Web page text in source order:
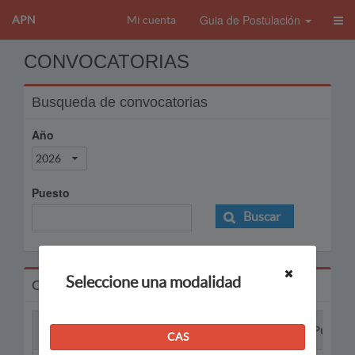
APN Mi cuenta Guia de Postulación
CONVOCATORIAS
Busqueda de convocatorias
Año
2026
Puesto
Buscar
Convocatorias
Puesto
Seleccione una modalidad
CAS